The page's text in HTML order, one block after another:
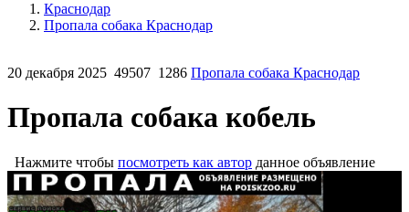
Краснодар
Пропала собака Краснодар
20 декабря 2025 49507 1286 Пропала собака Краснодар
Пропала собака кобель
Нажмите чтобы посмотреть как автор данное объявление